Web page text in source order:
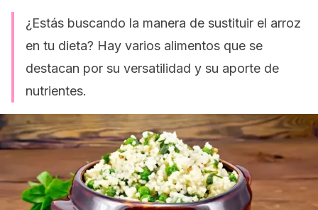
¿Estás buscando la manera de sustituir el arroz
en tu dieta? Hay varios alimentos que se
destacan por su versatilidad y su aporte de
nutrientes.